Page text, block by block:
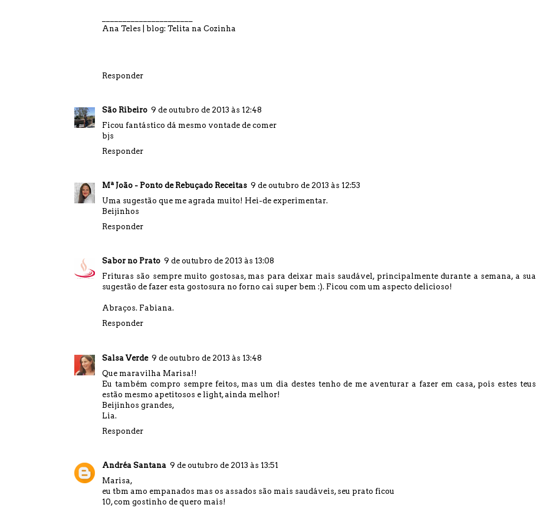
Ana Teles | blog: Telita na Cozinha
Responder
São Ribeiro 9 de outubro de 2013 às 12:48
Ficou fantástico dá mesmo vontade de comer
bjs
Responder
Mª João - Ponto de Rebuçado Receitas 9 de outubro de 2013 às 12:53
Uma sugestão que me agrada muito! Hei-de experimentar.
Beijinhos
Responder
Sabor no Prato 9 de outubro de 2013 às 13:08
Frituras são sempre muito gostosas, mas para deixar mais saudável, principalmente durante a semana, a sua
sugestão de fazer esta gostosura no forno cai super bem :). Ficou com um aspecto delicioso!
Abraços. Fabiana.
Responder
Salsa Verde 9 de outubro de 2013 às 13:48
Que maravilha Marisa!!
Eu também compro sempre feitos, mas um dia destes tenho de me aventurar a fazer em casa, pois estes teus
estão mesmo apetitosos e light, ainda melhor!
Beijinhos grandes,
Lia.
Responder
Andréa Santana 9 de outubro de 2013 às 13:51
Marisa,
eu tbm amo empanados mas os assados são mais saudáveis, seu prato ficou
10, com gostinho de quero mais!